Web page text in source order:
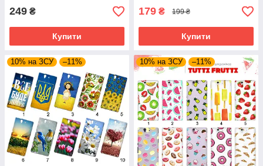
249 ₴
Купити
179 ₴ 199 ₴
Купити
10% на ЗСУ –11% 10% на ЗСУ –11%